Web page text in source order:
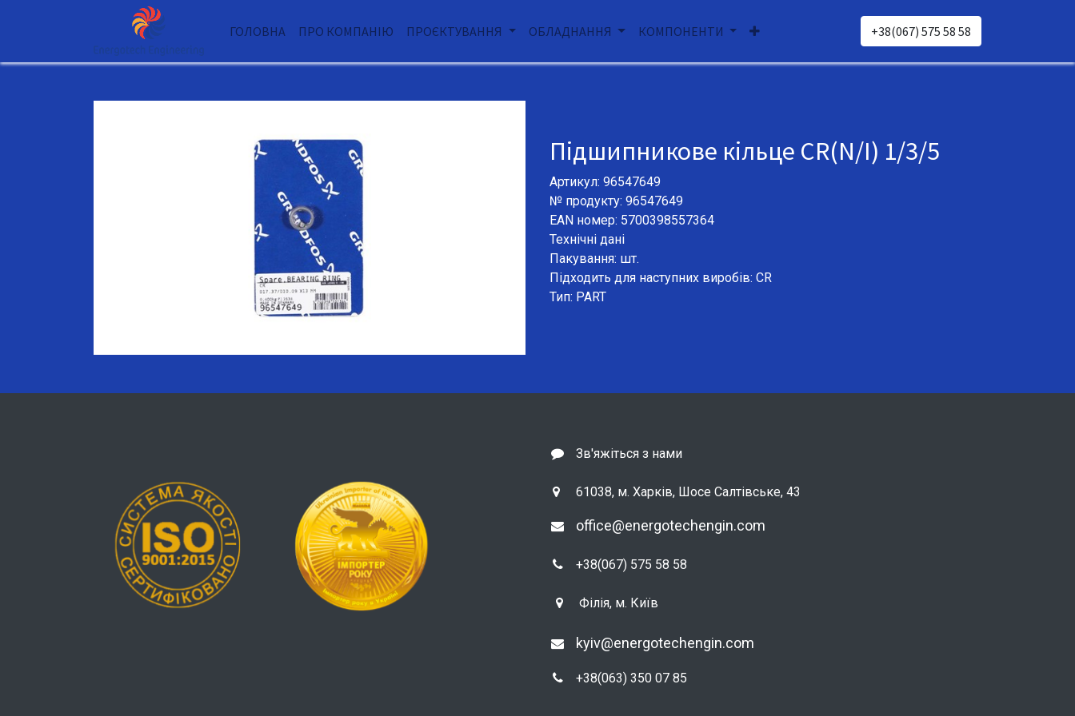
ГОЛОВНА ПРО КОМПАНІЮ ПРОЄКТУВАННЯ ОБЛАДНАННЯ КОМПОНЕНТИ +38(067) 575 58 58
Пiдшипникове кiльце CR(N/I) 1/3/5
Артикул: 96547649
№ продукту: 96547649
EAN номер: 5700398557364
Технічні дані
Пакування: шт.
Підходить для наступних виробів: CR
Тип: PART
Зв'яжіться з нами
61038, м. Харків, Шосе Салтівське, 43
office@energotechengin.com
+38(067) 575 58 58
Філія, м. Київ
kyiv@energotechengin.com
+38(063) 350 07 85